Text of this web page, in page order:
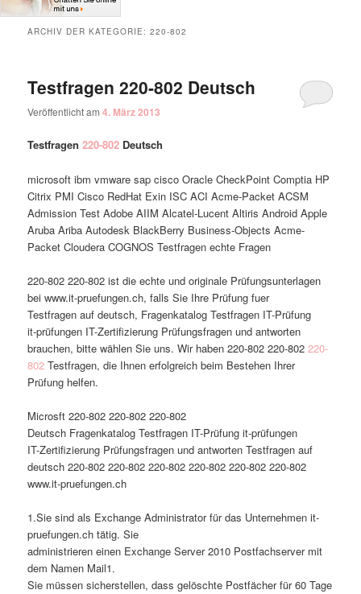
ARCHIV DER KATEGORIE:220-802
Testfragen 220-802 Deutsch
Veröffentlicht am4. März 2013
Testfragen220-802 Deutsch
microsoft ibm vmware sap cisco Oracle CheckPoint Comptia HP
Citrix PMI Cisco RedHat Exin ISC ACI Acme-Packet ACSM
Admission Test Adobe AIIM Alcatel-Lucent Altiris Android Apple
Aruba Ariba Autodesk BlackBerry Business-Objects Acme-
Packet Cloudera COGNOS Testfragen echte Fragen
220-802 220-802 ist die echte und originale Prüfungsunterlagen
bei www.it-pruefungen.ch, falls Sie Ihre Prüfung fuer
Testfragen auf deutsch, Fragenkatalog Testfragen IT-Prüfung
it-prüfungen IT-Zertifizierung Prüfungsfragen und antworten
brauchen, bitte wählen Sie uns. Wir haben 220-802 220-802220-
802 Testfragen, die Ihnen erfolgreich beim Bestehen Ihrer
Prüfung helfen.
Microsft 220-802 220-802 220-802
Deutsch Fragenkatalog Testfragen IT-Prüfung it-prüfungen
IT-Zertifizierung Prüfungsfragen und antworten Testfragen auf
deutsch 220-802 220-802 220-802 220-802 220-802 220-802
www.it-pruefungen.ch
1.Sie sind als Exchange Administrator für das Unternehmen it-
pruefungen.ch tätig. Sie
administrieren einen Exchange Server 2010 Postfachserver mit
dem Namen Mail1.
Sie müssen sicherstellen, dass gelöschte Postfächer für 60 Tage